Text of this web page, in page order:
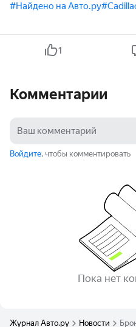
#Найдено на Авто.ру
1
Комментарии
Войдите, чтобы комментировать
Пока нет
Журнал Авто.ру Новости